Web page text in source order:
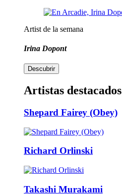
Artist de la semana
Irina Dopont
Descubrir
Artistas destacados
Shepard Fairey (Obey)
Richard Orlinski
Takashi Murakami